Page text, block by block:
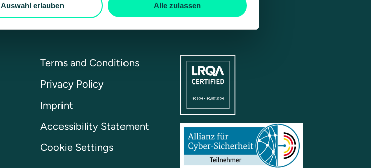
Auswahl erlauben Alle zulassen
Terms and Conditions
Privacy Policy
Imprint
Accessibility Statement
Cookie Settings